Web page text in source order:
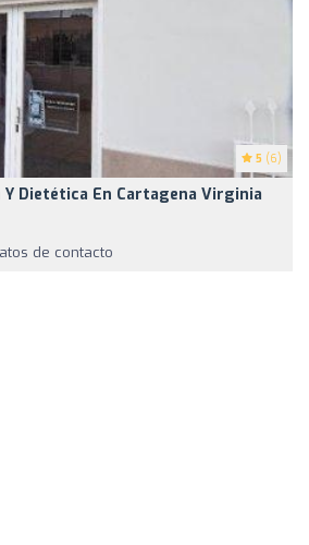
5 (6)
Dietética En Cartagena Virginia
de contacto